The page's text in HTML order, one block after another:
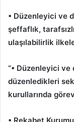
• Düzenleyici ve
şeffaflık,
ulaşılabilirlik
“• Düzenleyici ve
düzenledikleri
kurullarında